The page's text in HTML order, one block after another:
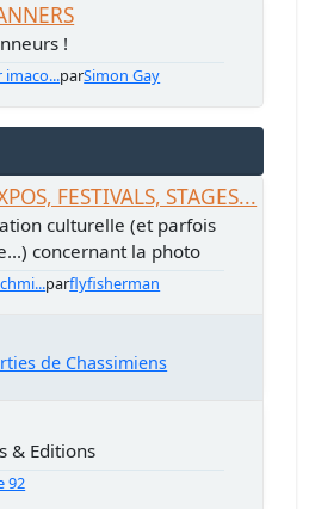
!
parSimon Gay
FESTIVALS, STAGES...
culturelle (et parfois
concernant la photo
parflyfisherman
de Chassimiens
& Editions
92